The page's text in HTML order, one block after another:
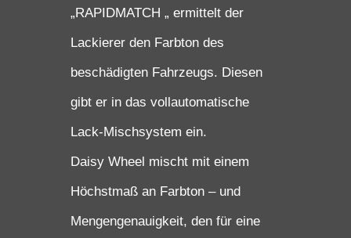
„RAPIDMATCH „ ermittelt der
Lackierer den Farbton des
beschädigten Fahrzeugs. Diesen
gibt er in das vollautomatische
Lack-Mischsystem ein.
Daisy Wheel mischt mit einem
Höchstmaß an Farbton – und
Mengengenauigkeit, den für eine